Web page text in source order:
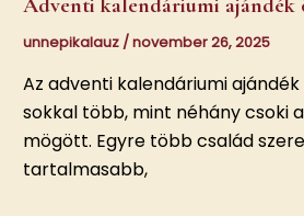
Adventi kalendáriumi ajándék
unnepikalauz /november 26, 2025
Az adventi kalendáriumi
sokkal több, mint néhány csoki
mögött. Egyre több család
tartalmasabb,